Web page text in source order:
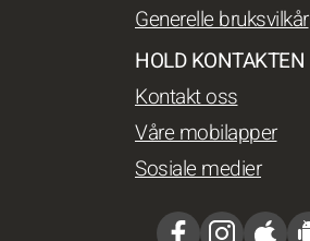
Generelle bruksvilkår
HOLD KONTAKTEN
Kontakt oss
Våre mobilapper
Sosiale medier